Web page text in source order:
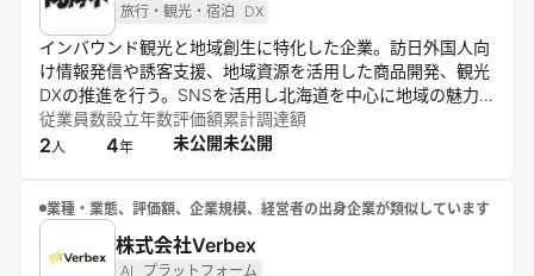
旅行・観光・宿泊 DX
インバウンド観光と地域創生に特化した企業。訪日外国人向
け情報発信や誘客支援、地域資源を活用した商品開発、観光
DXの推進を行う。SNSを活用し北海道を中心に地域の魅力
を発信。民泊・別荘運営や観光プロジェクトマネジメントも
手掛け、持続可能な観光資産の創出と地域経済の発展に貢献
従業員数
2人
設立年数
4年
評価額
未公開
累計調達額
未公開
業種・業態、評価額、企業規模、経営者の出身企業が類似しています
株式会社Verbex
AI プラットフォーム